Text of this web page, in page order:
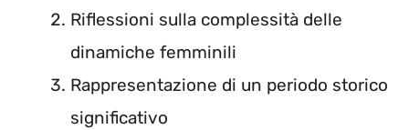
Riflessioni sulla complessità delle
dinamiche femminili
Rappresentazione di un periodo storico
significativo